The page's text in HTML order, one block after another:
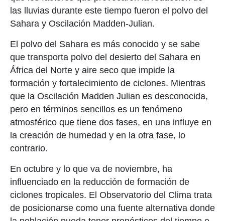
las lluvias durante este tiempo fueron el polvo del
Sahara y Oscilación Madden-Julian.
El polvo del Sahara es más conocido y se sabe
que transporta polvo del desierto del Sahara en
África del Norte y aire seco que impide la
formación y fortalecimiento de ciclones. Mientras
que la Oscilación Madden Julian es desconocida,
pero en términos sencillos es un fenómeno
atmosférico que tiene dos fases, en una influye en
la creación de humedad y en la otra fase, lo
contrario.
En octubre y lo que va de noviembre, ha
influenciado en la reducción de formación de
ciclones tropicales. El Observatorio del Clima trata
de posicionarse como una fuente alternativa donde